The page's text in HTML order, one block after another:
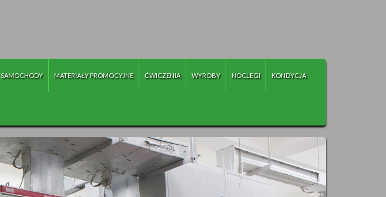
SAMOCHODY MATERIAŁY PROMOCYJNE ĆWICZENIA WYROBY NOCLEGI KONDYCJA